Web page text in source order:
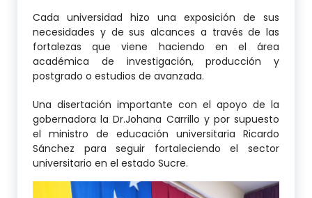
Cada universidad hizo una exposición de sus
necesidades y de sus alcances a través de las
fortalezas que viene haciendo en el área
académica de investigación, producción y
postgrado o estudios de avanzada.
Una disertación importante con el apoyo de la
gobernadora la Dr.Johana Carrillo y por supuesto
el ministro de educación universitaria Ricardo
Sánchez para seguir fortaleciendo el sector
universitario en el estado Sucre.